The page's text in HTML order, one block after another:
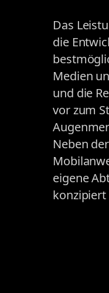
Das
die
Medien
und die
vor zum
Neben
eigene